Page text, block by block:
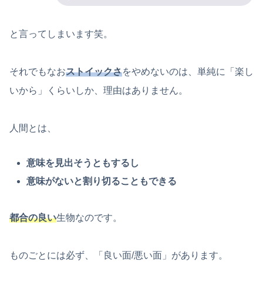
と言ってしまいます笑。
それでもなおストイックさをやめないのは、単純に「楽し
いから」くらいしか、理由はありません。
人間とは、
意味を見出そうともするし
意味がないと割り切ることもできる
都合の良い生物なのです。
ものごとには必ず、「良い面/悪い面」があります。